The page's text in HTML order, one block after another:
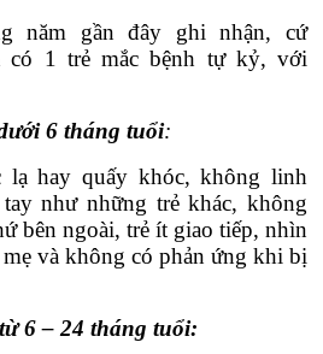
năm gần đây ghi nhận, cứ
có 1 trẻ mắc bệnh tự kỷ, với
6 tháng tuổi:
lạ hay quấy khóc, không linh
như những trẻ khác, không
bên ngoài, trẻ ít giao tiếp, nhìn
và không có phản ứng khi bị
6 – 24 tháng tuổi: